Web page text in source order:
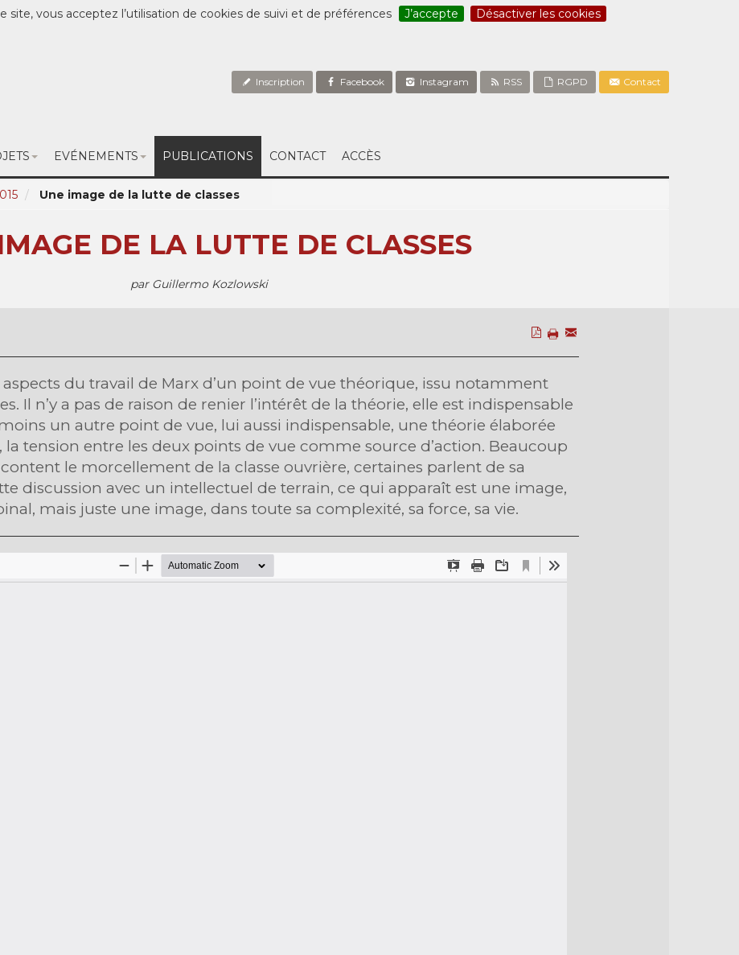
site, vous acceptez l’utilisation de cookies de suivi et de préférences J’accepte Désactiver les cookies
Inscription Facebook Instagram RSS RGPD Contact
EVÉNEMENTS PUBLICATIONS CONTACT ACCÈS
Une image de la lutte de classes
DE LA LUTTE DE CLASSES
par Guillermo Kozlowski
du travail de Marx d’un point de vue théorique, issu notamment
Il n’y a pas de raison de renier l’intérêt de la théorie, elle est indispensable
un autre point de vue, lui aussi indispensable, une théorie élaborée
la tension entre les deux points de vue comme source d’action. Beaucoup
le morcellement de la classe ouvrière, certaines parlent de sa
discussion avec un intellectuel de terrain, ce qui apparaît est une image,
mais juste une image, dans toute sa complexité, sa force, sa vie.